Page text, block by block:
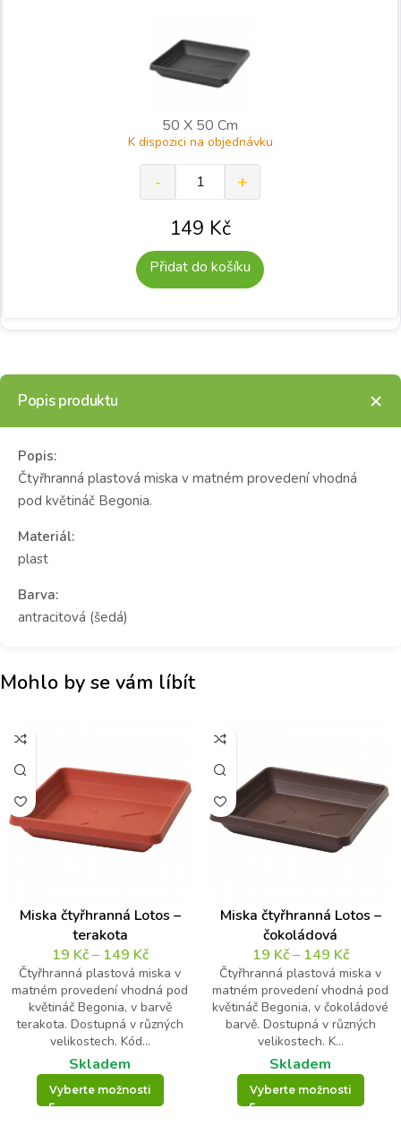
50 X 50 Cm
K dispozici na objednávku
149 Kč
Přidat do košíku
Popis produktu
Popis:
Čtyřhranná plastová miska v matném provedení vhodná
pod květináč Begonia.
Materiál:
plast
Barva:
antracitová (šedá)
Mohlo by se vám líbít
Miska čtyřhranná Lotos –
terakota
19 Kč– 149 Kč
Čtyřhranná plastová miska v
matném provedení vhodná pod
květináč Begonia, v barvě
terakota. Dostupná v různých
velikostech. Kód...
Skladem
Vyberte možnosti
Miska čtyřhranná Lotos –
čokoládová
19 Kč– 149 Kč
Čtyřhranná plastová miska v
matném provedení vhodná pod
květináč Begonia, v čokoládové
barvě. Dostupná v různých
velikostech. K...
Skladem
Vyberte možnosti